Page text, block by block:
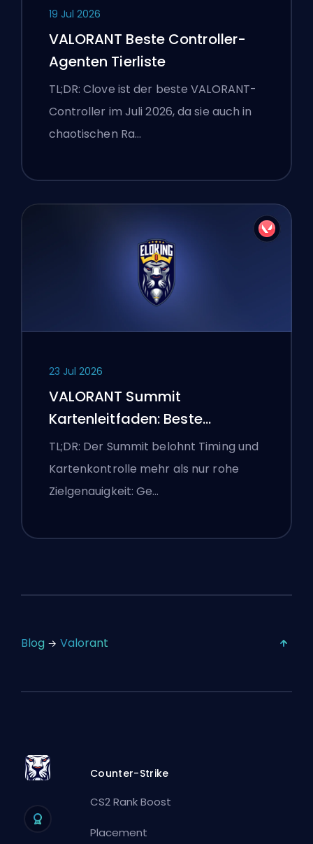
19 Jul 2026
VALORANT Beste Controller-
Agenten Tierliste
TL;DR: Clove ist der beste VALORANT-
Controller im Juli 2026, da sie auch in
chaotischen Ra…
23 Jul 2026
VALORANT Summit
Kartenleitfaden: Beste
Agenten, Callouts und
Smokes
TL;DR: Der Summit belohnt Timing und
Kartenkontrolle mehr als nur rohe
Zielgenauigkeit: Ge…
Blog Valorant
Counter-Strike
CS2 Rank Boost
Placement